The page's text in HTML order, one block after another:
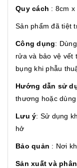
Quy cách : 8cm x
Sản phẩm đã tiệt
Công dụng:
rửa và bảo vệ vết
bụng khi phẫu
Hướng dẫn sử
thương hoặc
Lưu ý: Sử dụng
hở
Bảo quản : Nơi
Sản xuất và